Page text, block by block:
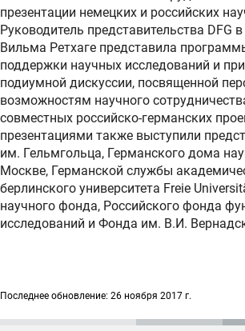
презентации немецких и российских
Руководитель представительства DFG
Вильма Ретхаге представила
поддержки научных исследований и
подиумной дискуссии, посвященной
возможностям научного
совместных российско-германских
презентациями также выступили
им. Гельмгольца, Германского дома
Москве, Германской службы
берлинского университета Freie
научного фонда, Российского фонда
исследований и Фонда им. В.И.
Последнее обновление: 26 ноября 2017 г.